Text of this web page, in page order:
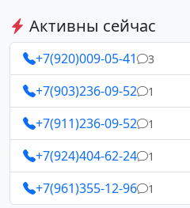
Активны сейчас
+7(920)009-05-41 3
+7(903)236-09-52 1
+7(911)236-09-52 1
+7(924)404-62-24 1
+7(961)355-12-96 1